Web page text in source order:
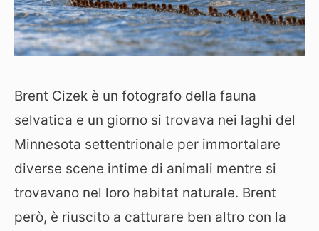
Brent Cizek è un fotografo della fauna
selvatica e un giorno si trovava nei laghi del
Minnesota settentrionale per immortalare
diverse scene intime di animali mentre si
trovavano nel loro habitat naturale. Brent
però, è riuscito a catturare ben altro con la